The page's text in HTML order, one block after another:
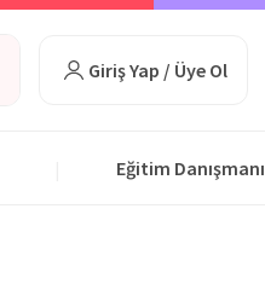
Giriş Yap / Üye Ol
Eğitim Danışmanı